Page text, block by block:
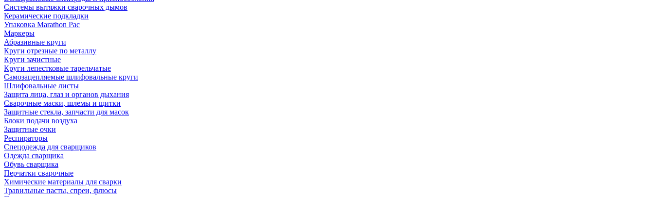
Системы вытяжки сварочных дымов
Керамические подкладки
Упаковка Marathon Pac
Маркеры
Абразивные круги
Круги отрезные по металлу
Круги зачистные
Круги лепестковые тарельчатые
Самозацепляемые шлифовальные круги
Шлифовальные листы
Защита лица, глаз и органов дыхания
Сварочные маски, шлемы и щитки
Защитные стекла, запчасти для масок
Блоки подачи воздуха
Защитные очки
Респираторы
Спецодежда для сварщиков
Одежда сварщика
Обувь сварщика
Перчатки сварочные
Химические материалы для сварки
Травильные пасты, спреи, флюсы